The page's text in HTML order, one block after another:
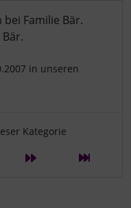
bei Familie Bär.
in unseren
innerhalb
Kategorie